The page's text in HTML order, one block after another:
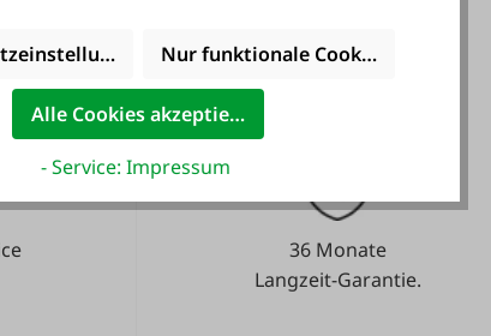
36 Monate
Langzeit-Garantie.
Nur funktionale Cookies akzeptieren
Alle Cookies akzeptieren
- Service: Impressum